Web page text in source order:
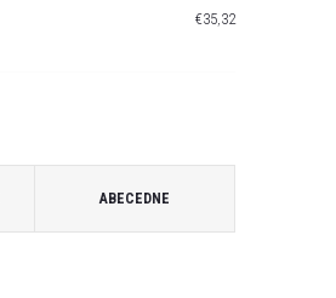
€35,32
ABECEDNE